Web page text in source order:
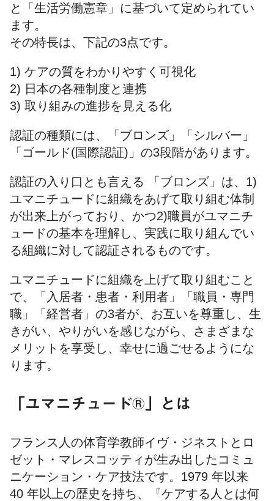
と「生活労働憲章」に基づいて定められてい
ます。
その特長は、下記の3点です。
1) ケアの質をわかりやすく可視化
2) ⽇本の各種制度と連携
3) 取り組みの進捗を⾒える化
認証の種類には、「ブロンズ」「シルバー」
「ゴールド(国際認証)」の3段階があります。
認証の入り口とも言える 「ブロンズ」は、1)
ユマニチュードに組織をあげて取り組む体制
が出来上がっており、かつ2)職員がユマニチ
ュードの基本を理解し、実践に取り組んでい
る組織に対して認証されるものです。
ユマニチュードに組織を上げて取り組むこと
で、「入居者・患者・利用者」「職員・専門
職」「経営者」の3者が、お互いを尊重し、生
きがい、やりがいを感じながら、さまざまな
メリットを享受し、幸せに過ごせるようにな
ります。
「ユマニチュード®」とは
フランス⼈の体育学教師イヴ・ジネストとロ
ゼット・マレスコッティが⽣み出したコミュ
ニケーション・ケア技法です。1979 年以来
40 年以上の歴史を持ち、『ケアする⼈とは何